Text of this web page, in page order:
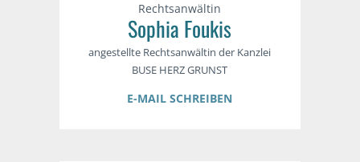
Rechtsanwältin
Sophia Foukis
angestellte Rechtsanwältin der Kanzlei
BUSE HERZ GRUNST
E-MAIL SCHREIBEN